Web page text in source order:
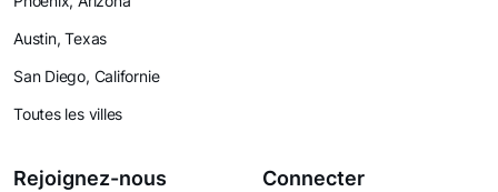
Austin, Texas
San Diego, Californie
Toutes les villes
Rejoignez-nous Connecter